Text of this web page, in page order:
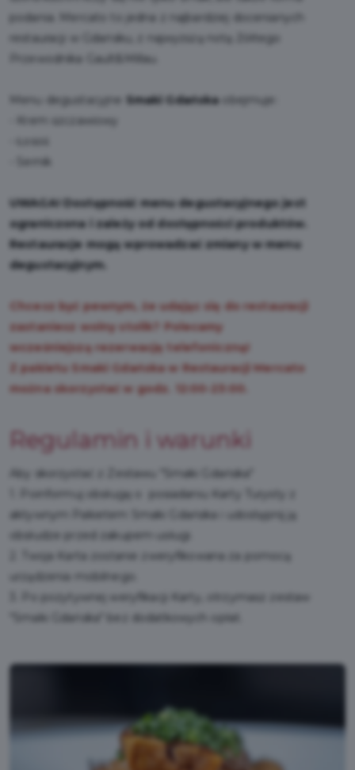
podania. Mercato to jedna z najbardziej docenianych
restauracji w Gdańsku, z najwyższą notą Żółtego
Przewodnika Gault&Millau.
Menu degustacyjne Smaki Gdańskaobejmuje:
- Krem szczawiowy
- Sernik
UWAGA! Dostępność menu degustacyjnego jest
ograniczona i zależy od dostępności produktów.
Restauracje mogą wprowadzać zmiany w menu
degustacyjnym.
Chcesz być pewnym, że udając się do restauracji
zastaniesz wolny stolik? Polecamy
wcześniejszą rezerwację telefoniczną!
Z pakietu Smaki Gdańska w Restauracji Mercato
można skorzystać w godz. 12:00-23:00.
Regulamin i warunki
Aby skorzystać z Zestawu "Smaki Gdańska"
1. Poinformuj obsługę o posiadaniu Karty Turysty z
aktywnym Pakietem Smaki Gdańska i udostępnij ją
obsłudze przed zakupem usługi.
2. Twoja Karta zostanie zweryfikowana za pomocą
urządzenia mobilnego.
3. Po pozytywnej weryfikacji Karty, otrzymasz zestaw
"Smaki Gdańska" bez dodatkowych opłat.